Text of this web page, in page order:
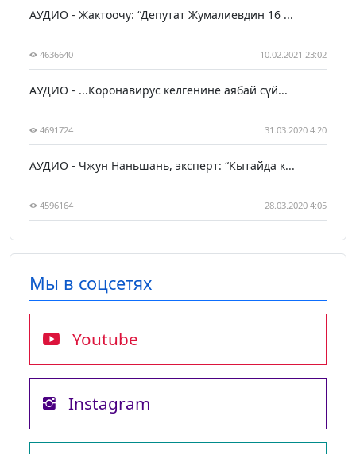
АУДИО - Жактоочу: “Депутат Жумалиевдин 16 ...
4636640 10.02.2021 23:02
АУДИО - ...Коронавирус келгенине аябай сүй...
4691724 31.03.2020 4:20
АУДИО - Чжун Наньшань, эксперт: “Кытайда к...
4596164 28.03.2020 4:05
Мы в соцсетях
Youtube
Instagram